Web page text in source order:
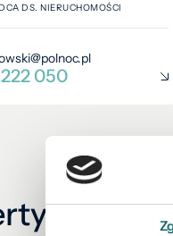
DS. NIERUCHOMOŚCI
050